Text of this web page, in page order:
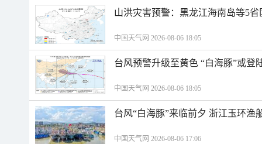
山洪灾害预警：黑龙江海南岛等5
中国天气网 2026-08-06 18:05
台风预警升级至黄色 “白海豚”或登
中国天气网 2026-08-06 18:05
台风“白海豚”来临前夕 浙江玉环渔
中国天气网 2026-08-06 17:06